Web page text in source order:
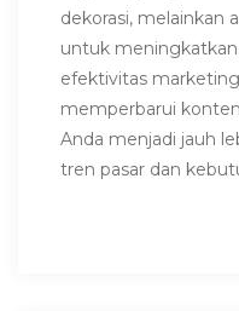
dekorasi, melainkan
untuk meningkatkan
efektivitas
memperbarui
Anda menjadi jauh
tren pasar dan